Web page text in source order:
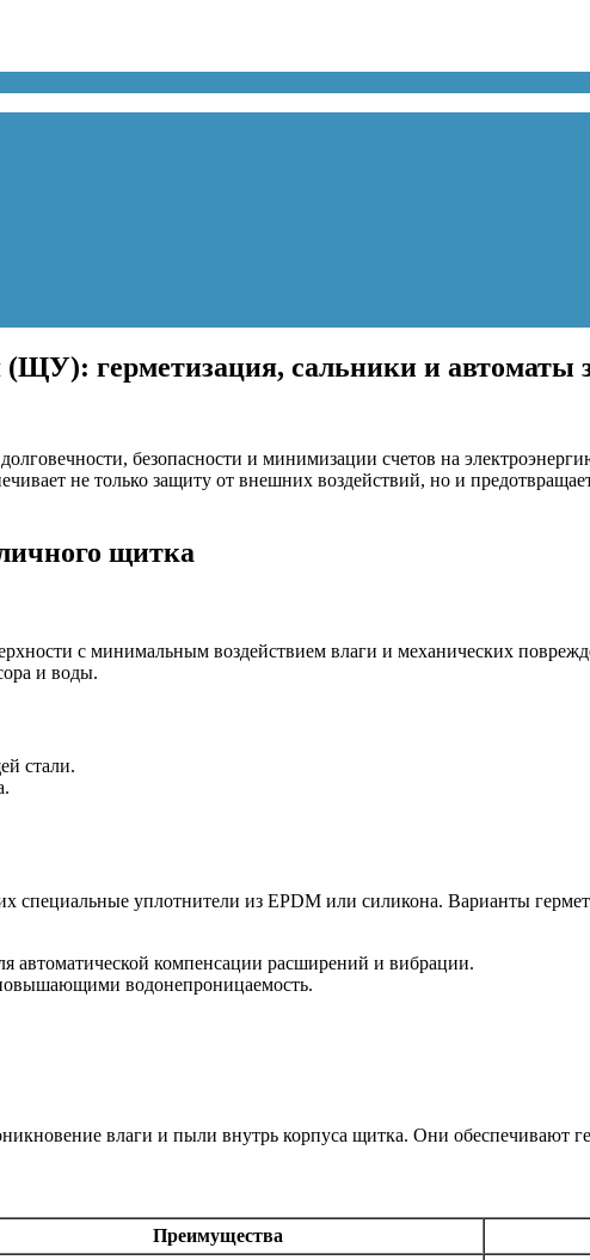
(ЩУ): герметизация, сальники и автоматы
безопасности и минимизации счетов на
не только защиту от внешних воздействий, но и
щитка
с минимальным воздействием влаги и механических
и воды.
стали.
уплотнители из EPDM или силикона. Варианты
автоматической компенсации расширений и вибрации.
водонепроницаемость.
влаги и пыли внутрь корпуса щитка. Они обеспечивают
Преимущества